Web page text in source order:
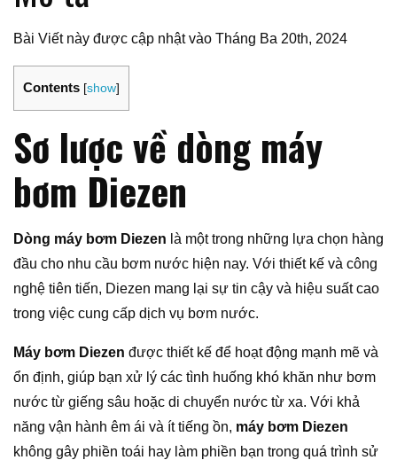
Bài Viết này được cập nhật vào Tháng Ba 20th, 2024
Contents [show]
Sơ lược về dòng máy
bơm Diezen
Dòng máy bơm Diezen là một trong những lựa chọn hàng
đầu cho nhu cầu bơm nước hiện nay. Với thiết kế và công
nghệ tiên tiến, Diezen mang lại sự tin cậy và hiệu suất cao
trong việc cung cấp dịch vụ bơm nước.
Máy bơm Diezen được thiết kế để hoạt động mạnh mẽ và
ổn định, giúp bạn xử lý các tình huống khó khăn như bơm
nước từ giếng sâu hoặc di chuyển nước từ xa. Với khả
năng vận hành êm ái và ít tiếng ồn, máy bơm Diezen
không gây phiền toái hay làm phiền bạn trong quá trình sử